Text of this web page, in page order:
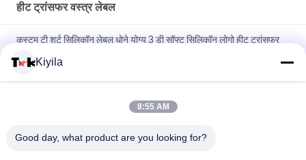
हीट ट्रांसफर वस्त्र लेबल
कस्टम टी शर्ट सिलिकॉन लेबल धोने योग्य 3 डी सॉफ्ट सिलिकॉन लोगो हीट ट्रांसफर
कस्टम मोल्ड इंजेक्शन सिलिकॉन लेबल धोने योग्य 3D नरम सिलिकॉन लोगो गर्मी
Kiyila
8:55 AM
Good day, what product are you looking for?